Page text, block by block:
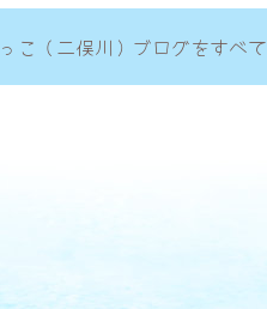
こ（二俣川）ブログをすべ